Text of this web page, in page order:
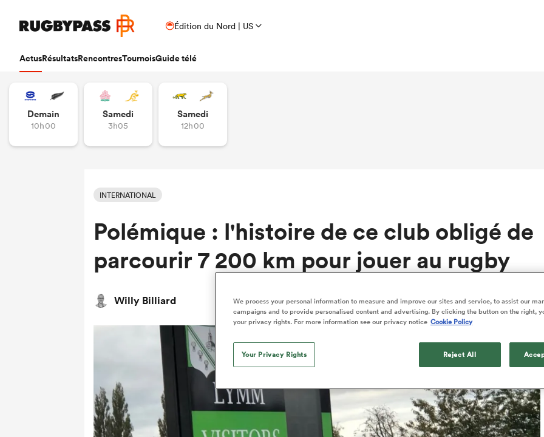
Édition du Nord | US
ActusRésultatsRencontresTournoisGuide télé
Demain
10h00
Samedi
3h05
Samedi
12h00
INTERNATIONAL
Polémique : l'histoire de ce club obligé de
parcourir 7 200 km pour jouer au rugby
Willy Billiard
Updated: 10 June 2025 01:33 PDT
We process your personal information to measure and improve our sites and service, to assist our
campaigns and to provide personalised content and advertising. By clicking the button on the right,
your privacy rights. For more information see our privacy notice Cookie Policy
Your Privacy Rights Reject All